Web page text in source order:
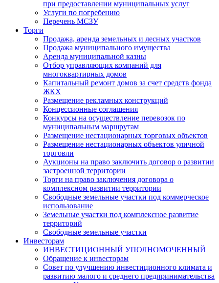
при предоставлении муниципальных услуг
Услуги по погребению
Перечень МСЗУ
Торги
Продажа, аренда земельных и лесных участков
Продажа муниципального имущества
Аренда муниципальной казны
Отбор управляющих компаний для
многоквартирных домов
Капитальный ремонт домов за счет средств фонда
ЖКХ
Размещение рекламных конструкций
Концессионные соглашения
Конкурсы на осуществление перевозок по
муниципальным маршрутам
Размещение нестационарных торговых объектов
Размещение нестационарных объектов уличной
торговли
Аукционы на право заключить договор о развитии
застроенной территории
Торги на право заключения договора о
комплексном развитии территории
Свободные земельные участки под коммерческое
использование
Земельные участки под комплексное развитие
территорий
Свободные земельные участки
Инвесторам
ИНВЕСТИЦИОННЫЙ УПОЛНОМОЧЕННЫЙ
Обращение к инвесторам
Совет по улучшению инвестиционного климата и
развитию малого и среднего предпринимательства